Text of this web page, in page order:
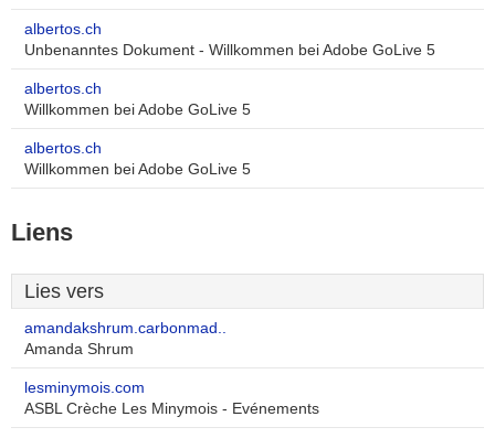
albertos.ch
Unbenanntes Dokument - Willkommen bei Adobe GoLive 5
albertos.ch
Willkommen bei Adobe GoLive 5
albertos.ch
Willkommen bei Adobe GoLive 5
Liens
Lies vers
amandakshrum.carbonmad..
Amanda Shrum
lesminymois.com
ASBL Crèche Les Minymois - Evénements